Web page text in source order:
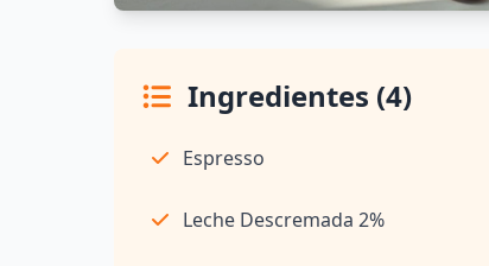
Ingredientes (4)
Espresso
Leche Descremada 2%